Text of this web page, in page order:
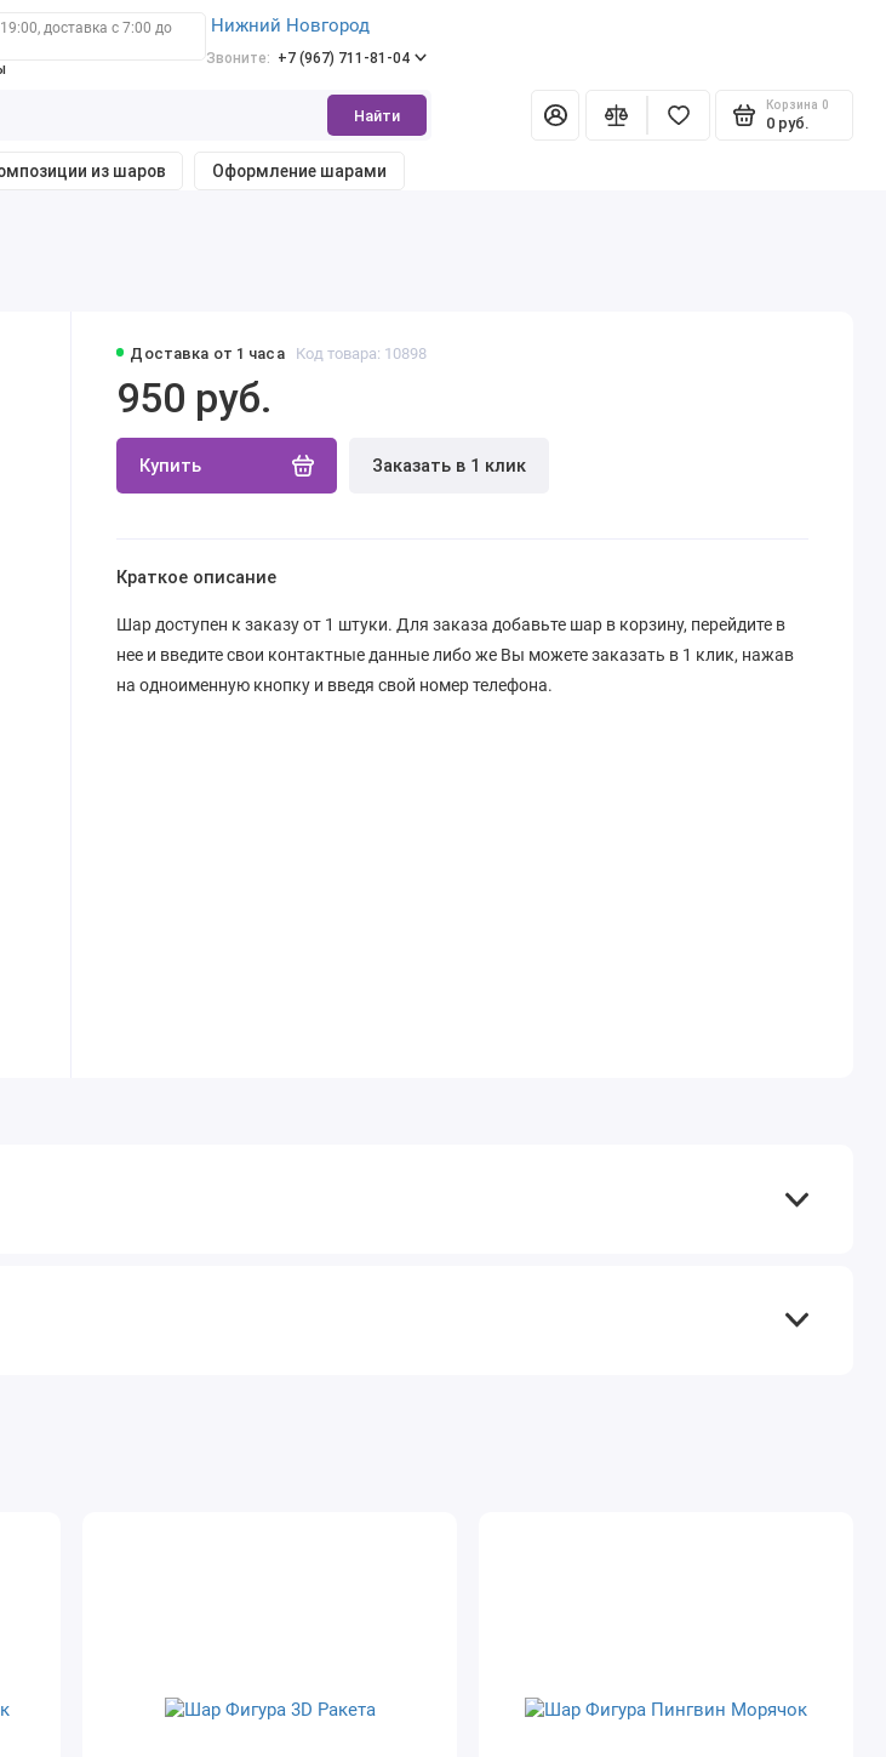
доставка с 7:00 до
Нижний Новгород
Звоните: +7 (967) 711-81-04
Найти
Корзина 0
0 руб.
из шаров Оформление шарами
Доставка от 1 часа Код товара: 10898
950 руб.
Купить Заказать в 1 клик
Краткое описание
Шар доступен к заказу от 1 штуки. Для заказа добавьте шар в корзину, перейдите в
нее и введите свои контактные данные либо же Вы можете заказать в 1 клик, нажав
на одноименную кнопку и введя свой номер телефона.